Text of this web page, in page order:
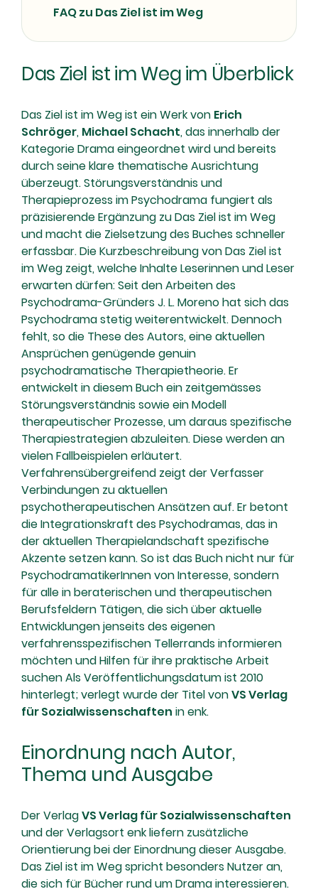
FAQ zu Das Ziel ist im Weg
Das Ziel ist im Weg im Überblick
Das Ziel ist im Weg ist ein Werk von Erich
Schröger, Michael Schacht, das innerhalb der
Kategorie Drama eingeordnet wird und bereits
durch seine klare thematische Ausrichtung
überzeugt. Störungsverständnis und
Therapieprozess im Psychodrama fungiert als
präzisierende Ergänzung zu Das Ziel ist im Weg
und macht die Zielsetzung des Buches schneller
erfassbar. Die Kurzbeschreibung von Das Ziel ist
im Weg zeigt, welche Inhalte Leserinnen und Leser
erwarten dürfen: Seit den Arbeiten des
Psychodrama-Gründers J. L. Moreno hat sich das
Psychodrama stetig weiterentwickelt. Dennoch
fehlt, so die These des Autors, eine aktuellen
Ansprüchen genügende genuin
psychodramatische Therapietheorie. Er
entwickelt in diesem Buch ein zeitgemässes
Störungsverständnis sowie ein Modell
therapeutischer Prozesse, um daraus spezifische
Therapiestrategien abzuleiten. Diese werden an
vielen Fallbeispielen erläutert.
Verfahrensübergreifend zeigt der Verfasser
Verbindungen zu aktuellen
psychotherapeutischen Ansätzen auf. Er betont
die Integrationskraft des Psychodramas, das in
der aktuellen Therapielandschaft spezifische
Akzente setzen kann. So ist das Buch nicht nur für
PsychodramatikerInnen von Interesse, sondern
für alle in beraterischen und therapeutischen
Berufsfeldern Tätigen, die sich über aktuelle
Entwicklungen jenseits des eigenen
verfahrensspezifischen Tellerrands informieren
möchten und Hilfen für ihre praktische Arbeit
suchen Als Veröffentlichungsdatum ist 2010
hinterlegt; verlegt wurde der Titel vonVS Verlag
für Sozialwissenschaften in enk.
Einordnung nach Autor,
Thema und Ausgabe
Der VerlagVS Verlag für Sozialwissenschaften
und der Verlagsort enk liefern zusätzliche
Orientierung bei der Einordnung dieser Ausgabe.
Das Ziel ist im Weg spricht besonders Nutzer an,
die sich für Bücher rund um Drama interessieren.